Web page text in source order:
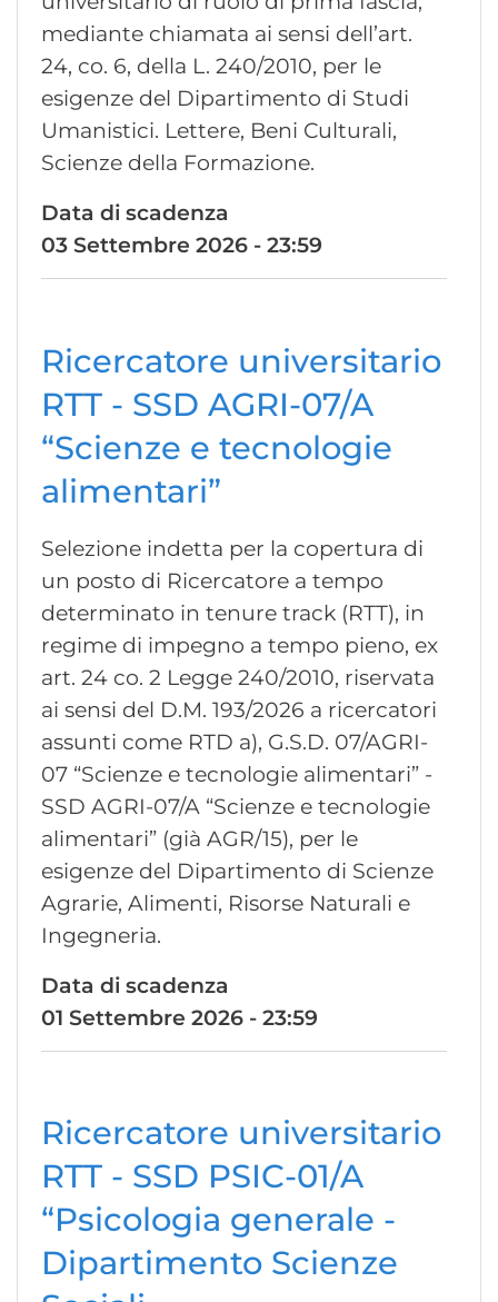
mediante chiamata ai sensi dell’art.
24, co. 6, della L. 240/2010, per le
esigenze del Dipartimento di Studi
Umanistici. Lettere, Beni Culturali,
Scienze della Formazione.
Data di scadenza
03 Settembre 2026 - 23:59
Ricercatore universitario
RTT - SSD AGRI-07/A
“Scienze e tecnologie
alimentari”
Selezione indetta per la copertura di
un posto di Ricercatore a tempo
determinato in tenure track (RTT), in
regime di impegno a tempo pieno, ex
art. 24 co. 2 Legge 240/2010, riservata
ai sensi del D.M. 193/2026 a ricercatori
assunti come RTD a), G.S.D. 07/AGRI-
07 “Scienze e tecnologie alimentari” -
SSD AGRI-07/A “Scienze e tecnologie
alimentari” (già AGR/15), per le
esigenze del Dipartimento di Scienze
Agrarie, Alimenti, Risorse Naturali e
Ingegneria.
Data di scadenza
01 Settembre 2026 - 23:59
Ricercatore universitario
RTT - SSD PSIC-01/A
“Psicologia generale -
Dipartimento Scienze